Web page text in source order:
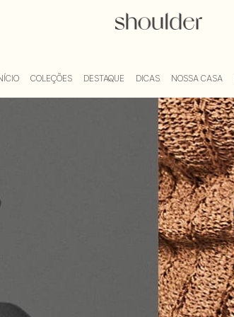
Blog Shoulder
COLEÇÕES DESTAQUE DICAS NOSSA CASA